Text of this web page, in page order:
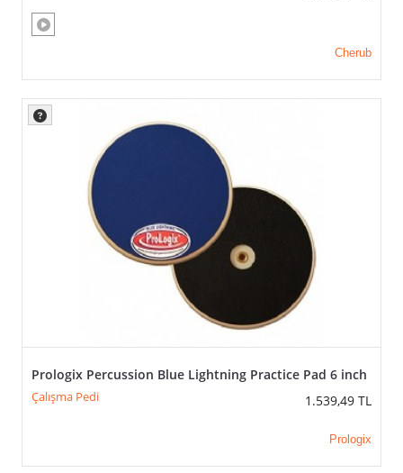
Cherub
Prologix Percussion Blue Lightning Practice Pad 6 inch
Çalışma Pedi 1.539,49 TL
Prologix